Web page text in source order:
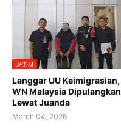
JATIM
Langgar UU Keimigrasian,
WN Malaysia Dipulangkan
Lewat Juanda
March 04, 2026